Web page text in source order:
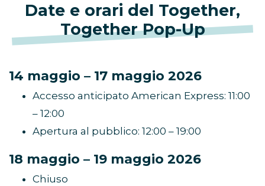
Date e orari del Together,
Together Pop-Up
14 maggio – 17 maggio 2026
Accesso anticipato American Express: 11:00
– 12:00
Apertura al pubblico: 12:00 – 19:00
18 maggio – 19 maggio 2026
Chiuso